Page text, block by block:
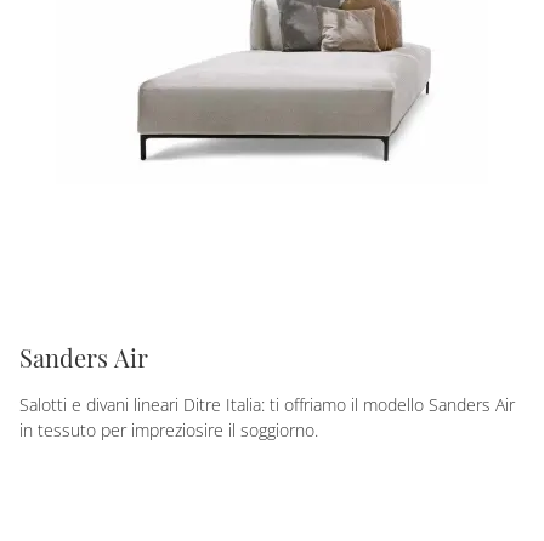
Sanders Air
Salotti e divani lineari Ditre Italia: ti offriamo il modello Sanders Air
in tessuto per impreziosire il soggiorno.